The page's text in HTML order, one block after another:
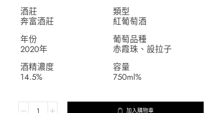
酒莊
奔富酒莊
類型
紅葡萄酒
年份
2020年
葡萄品種
赤霞珠、設拉子
酒精濃度
14.5%
容量
750ml%
加入購物車